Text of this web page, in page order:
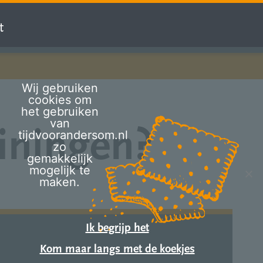
Wij gebruiken
cookies om
het gebruiken
van
tijdvoorandersom.nl
zo
gemakkelijk
mogelijk te
maken.
Ik begrijp het
Kom maar langs met de koekjes